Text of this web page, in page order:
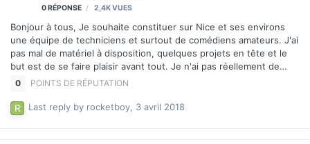
0RÉPONSE 2,4KVUES
Bonjour à tous, Je souhaite constituer sur Nice et ses environs
une équipe de techniciens et surtout de comédiens amateurs. J'ai
pas mal de matériel à disposition, quelques projets en tête et le
but est de se faire plaisir avant tout. Je n'ai pas réellement de
critères, tous les profils m'intéressent, du débutant jusqu'au
passionné. Si jamais vous avez des questions n'hésitez pas à me
les poser, je me ferai un plaisir d'y répondre ! J'espère à très
Last reply by rocketboy, 3 avril 2018
0 POINTS DE RÉPUTATION